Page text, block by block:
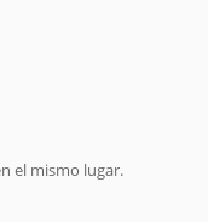
el mismo lugar.